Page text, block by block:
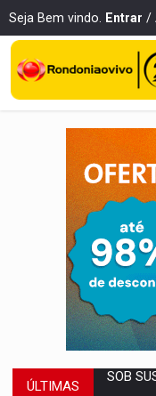
Seja Bem vindo. Entrar /
ÚLTIMAS ARTIGO: